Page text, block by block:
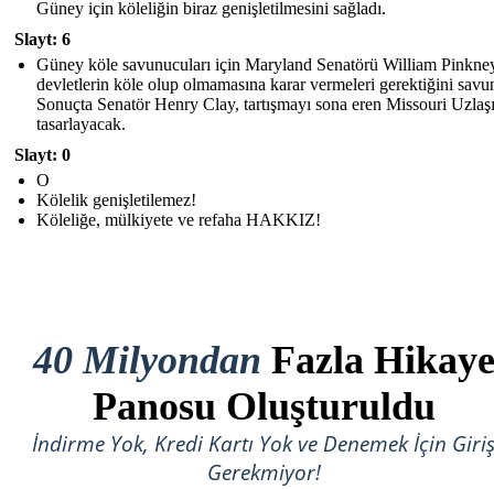
Güney için köleliğin biraz genişletilmesini sağladı.
Slayt: 6
Güney köle savunucuları için Maryland Senatörü William
devletlerin köle olup olmamasına karar vermeleri gerektiğini
Sonuçta Senatör Henry Clay, tartışmayı sona eren Missouri
tasarlayacak.
Slayt: 0
O
Kölelik genişletilemez!
Köleliğe, mülkiyete ve refaha HAKKIZ!
40 Milyondan Fazla Hikaye
Panosu Oluşturuldu
İndirme Yok, Kredi Kartı Yok ve Denemek İçin Giriş
Gerekmiyor!